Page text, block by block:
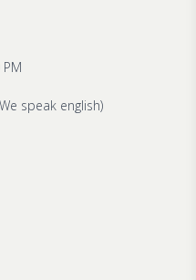
speak english)